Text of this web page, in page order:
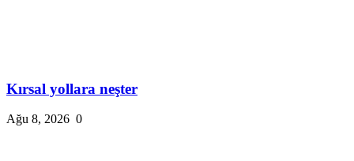
Kırsal yollara neşter
Ağu 8, 2026 0